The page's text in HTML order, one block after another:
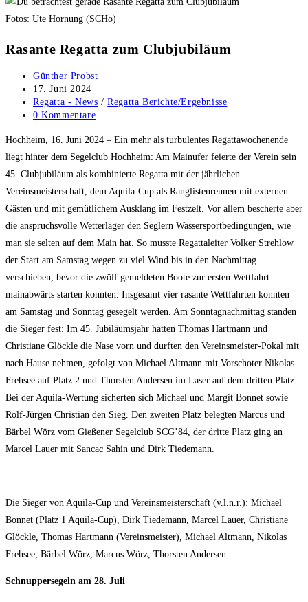
Fotos: Ute Hornung (SCHo)
Rasante Regatta zum Clubjubiläum
Beitrags-
Autor:
Günther Probst
Beitrag
veröffentlicht:
17. Juni 2024
Beitrags-
Kategorie:
Regatta - News / Regatta Berichte/Ergebnisse
Beitrags-
0 Kommentare
Hochheim, 16. Juni 2024 – Ein mehr als turbulentes Regattawochenende
liegt hinter dem Segelclub Hochheim: Am Mainufer feierte der Verein sein
45. Clubjubiläum als kombinierte Regatta mit der jährlichen
Vereinsmeisterschaft, dem Aquila-Cup als Ranglistenrennen mit externen
Gästen und mit gemütlichem Ausklang im Festzelt. Vor allem bescherte aber
die anspruchsvolle Wetterlager den Seglern Wassersportbedingungen, wie
man sie selten auf dem Main hat. So musste Regattaleiter Volker Strehlow
der Start am Samstag wegen zu viel Wind bis in den Nachmittag
verschieben, bevor die zwölf gemeldeten Boote zur ersten Wettfahrt
mainabwärts starten konnten. Insgesamt vier rasante Wettfahrten konnten
am Samstag und Sonntag gesegelt werden. Am Sonntagnachmittag standen
die Sieger fest: Im 45. Jubiläumsjahr hatten Thomas Hartmann und
Christiane Glöckle die Nase vorn und durften den Vereinsmeister-Pokal mit
nach Hause nehmen, gefolgt von Michael Altmann mit Vorschoter Nikolas
Frehsee auf Platz 2 und Thorsten Andersen im Laser auf dem dritten Platz.
Bei der Aquila-Wertung sicherten sich Michael und Margit Bonnet sowie
Rolf-Jürgen Christian den Sieg. Den zweiten Platz belegten Marcus und
Bärbel Wörz vom Gießener Segelclub SCG’84, der dritte Platz ging an
Marcel Lauer mit Sancac Sahin und Dirk Tiedemann.
Die Sieger von Aquila-Cup und Vereinsmeisterschaft (v.l.n.r.): Michael
Bonnet (Platz 1 Aquila-Cup), Dirk Tiedemann, Marcel Lauer, Christiane
Glöckle, Thomas Hartmann (Vereinsmeister), Michael Altmann, Nikolas
Frehsee, Bärbel Wörz, Marcus Wörz, Thorsten Andersen
Schnuppersegeln am 28. Juli